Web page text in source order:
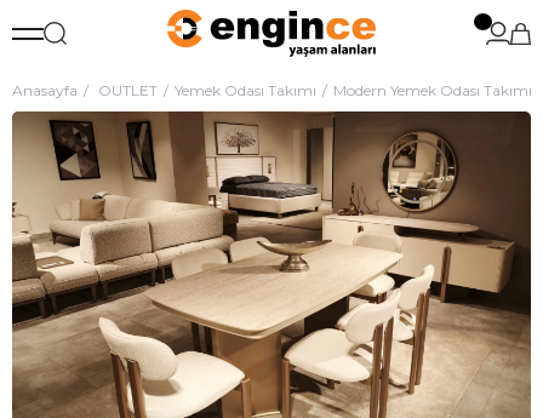
Anasayfa OUTLET Yemek Odası Takımı Modern Yemek Odası Takımı